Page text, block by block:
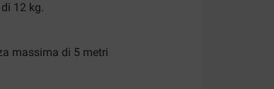
12 kg.
massima di 5 metri